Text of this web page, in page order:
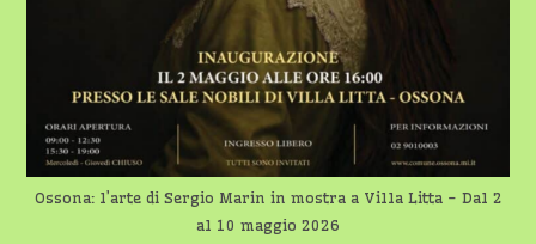
Ossona: l’arte di Sergio Marin in mostra a Villa Litta - Dal 2
al 10 maggio 2026